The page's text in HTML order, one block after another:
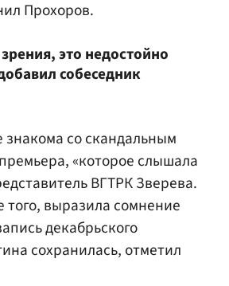
Прохоров.
это недостойно
собеседник
знакома со скандальным
«которое слышала
ВГТРК Зверева.
выразила сомнение
декабрьского
сохранилась, отметил